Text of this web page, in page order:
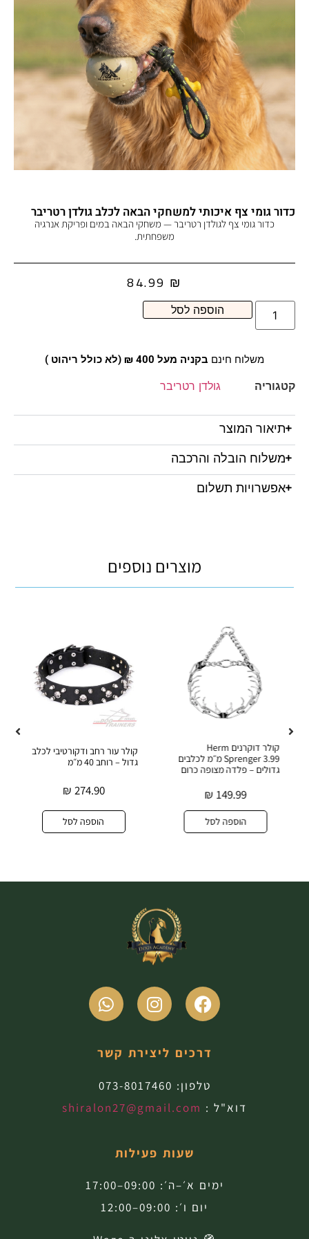
כדור גומי צף איכותי למשחקי הבאה לכלב גולדן רטריבר
כדור גומי צף לגולדן רטריבר — משחקי הבאה במים ופריקת אנרגיה
משפחתית.
84.99 ₪
הוספה לסל
משלוח חינם בקניה מעל 400 ₪ (לא כולל ריהוט )
קטגוריה גולדן רטריבר
תיאור המוצר
משלוח הובלה והרכבה
אפשרויות תשלום
מוצרים נוספים
קולר דוקרנים Herm
Sprenger 3.99 מ״מ לכלבים
גדולים – פלדה מצופה כרום
149.99
₪
הוספה לסל
קולר עור רחב ודקורטיבי לכלב
גדול – רוחב 40 מ״מ
274.90
₪
הוספה לסל
דרכים ליצירת קשר
טלפון: 073-8017460
דוא"ל : shiralon27@gmail.com
שעות פעילות
ימים א׳–ה׳: 09:00–17:00
יום ו׳: 09:00–12:00